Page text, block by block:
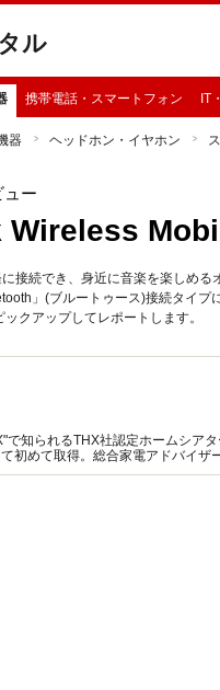
ル
携帯電話・スマートフォン IT
器 ヘッドホン・イヤホン
ュー
接続でき、身近に音楽を楽しめ
」(ブルートゥース)接続タイプ
クアップしてレポートします。
で知られるTHX社認定ホームシア
初めて取得。総合家電アドバイ
い情報発信を行っている。